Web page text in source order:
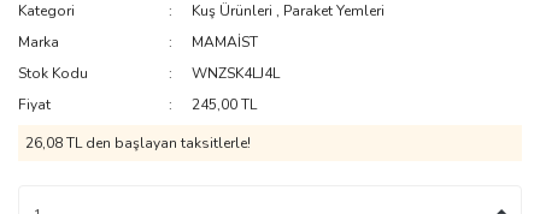
Kategori Kuş Ürünleri , Paraket Yemleri
Marka
MAMAİST
Stok Kodu
WNZSK4LJ4L
Fiyat
245,00 TL
26,08 TL den başlayan taksitlerle!